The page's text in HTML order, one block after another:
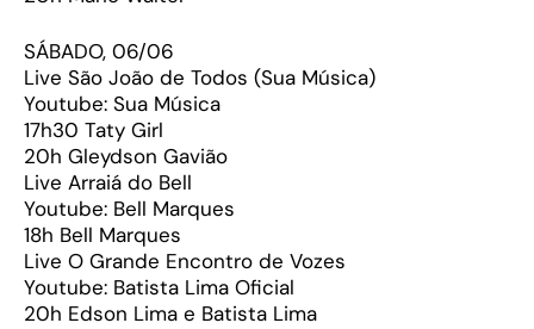
SÁBADO, 06/06
Live São João de Todos (Sua Música)
Youtube: Sua Música
17h30 Taty Girl
20h Gleydson Gavião
Live Arraiá do Bell
Youtube: Bell Marques
18h Bell Marques
Live O Grande Encontro de Vozes
Youtube: Batista Lima Oficial
20h Edson Lima e Batista Lima